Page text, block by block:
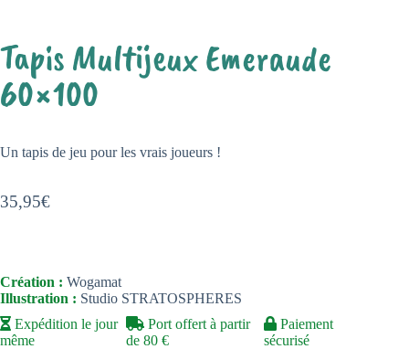
Tapis Multijeux Emeraude
60×100
35,95€
Un tapis de jeu pour les vrais joueurs !
Expédition le jour
même
Port offert à partir
de 80 €
Paiement
sécurisé
Création : Wogamat
Illustration : Studio STRATOSPHERES